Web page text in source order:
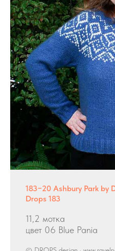
183−20 Ashbury Park by
Drops 183
11,2 мотка
цвет 06 Blue Pania